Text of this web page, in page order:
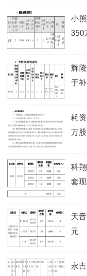
小
350
辉
于
耗
万股
科
套
天
元
永